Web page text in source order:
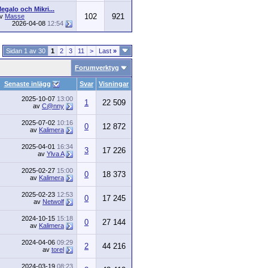
och Mikri...
Masse
2026-04-08 12:54
102 921
Sidan 1 av 30 1 2 3 11 > Last »
Forumverktyg
Senaste inlägg Svar Visningar
2025-10-07 13:00
av C@nny 1 22 509
2025-07-02 10:16
av Kalimera 0 12 872
2025-04-01 16:34
av Ylva A 3 17 226
2025-02-27 15:00
av Kalimera 0 18 373
2025-02-23 12:53
av Netwolf 0 17 245
2024-10-15 15:18
av Kalimera 0 27 144
2024-04-06 09:29
av torel 2 44 216
2024-03-19 08:23